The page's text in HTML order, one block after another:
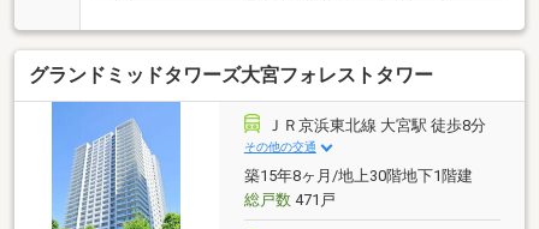
壁・天井クロス、エアコン（１其）、照明器具 レー
スカーテン、ハウスクリーニングSupport ――――□住
信SBI代理事業 東宝ハウスフィナンシャル（T.sロー
ン）□auじぶん銀行（指定不動産会社） ▼８月実行
金利1.130％ ※所定のガンと診断されたら住宅ロー
ン残高が0円になる『ガン団信』がついた金利です
□365日24時間住まいの駆付けサービス（3年間無料）
□東宝ハウスCLUB アフターサービス
グランドミッドタワーズ大宮フォレストタワー
ＪＲ京浜東北線 大宮駅 徒歩8分
その他の交通
築15年8ヶ月/地上30階地下1階建
総戸数471戸